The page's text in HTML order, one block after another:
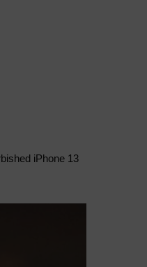
iPhone 13